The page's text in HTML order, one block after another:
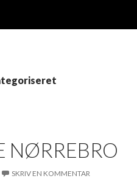
NØRREBRO
SKRIV EN KOMMENTAR